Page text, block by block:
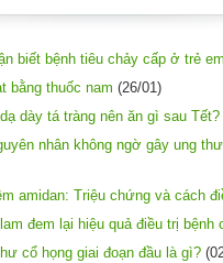
biết bệnh tiêu chảy cấp ở trẻ em
bằng thuốc nam (26/01)
dày tá tràng nên ăn gì sau Tết?
nhân không ngờ gây ung
amidan: Triệu chứng và cách
đem lại hiệu quả điều trị bệnh
cổ họng giai đoạn đầu là gì?